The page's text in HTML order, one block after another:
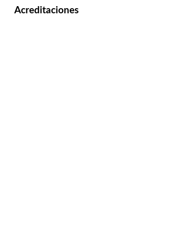
Acreditaciones